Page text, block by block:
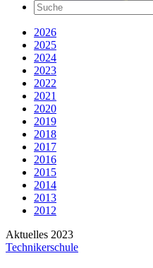
2026
2025
2024
2023
2022
2021
2020
2019
2018
2017
2016
2015
2014
2013
2012
Aktuelles 2023
Technikerschule